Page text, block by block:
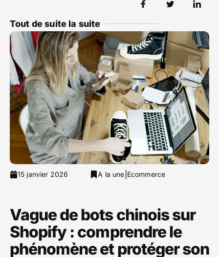
Tout de suite la suite
15 janvier 2026 A la une Ecommerce
Vague de bots chinois sur
Shopify : comprendre le
phénomène et protéger son